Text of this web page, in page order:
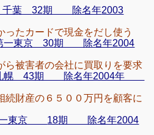
葉32期 除名年2003
ったカードで現金をだし使う
一東京 30期 除名年2004
ら被害者の会社に買取りを要求
幌 43期 除名年2004年
続財産の６５００万円を顧客に
東京 18期 除名年2004